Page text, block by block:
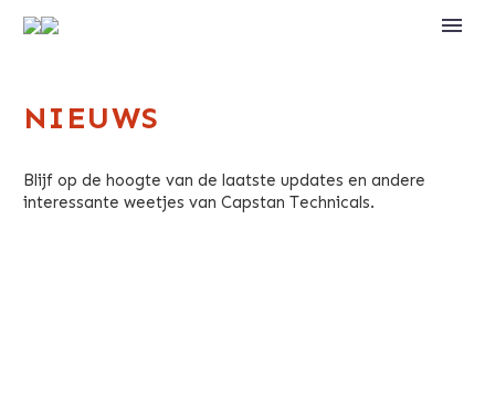
NIEUWS
Blijf op de hoogte van de laatste updates en andere
interessante weetjes van Capstan Technicals.